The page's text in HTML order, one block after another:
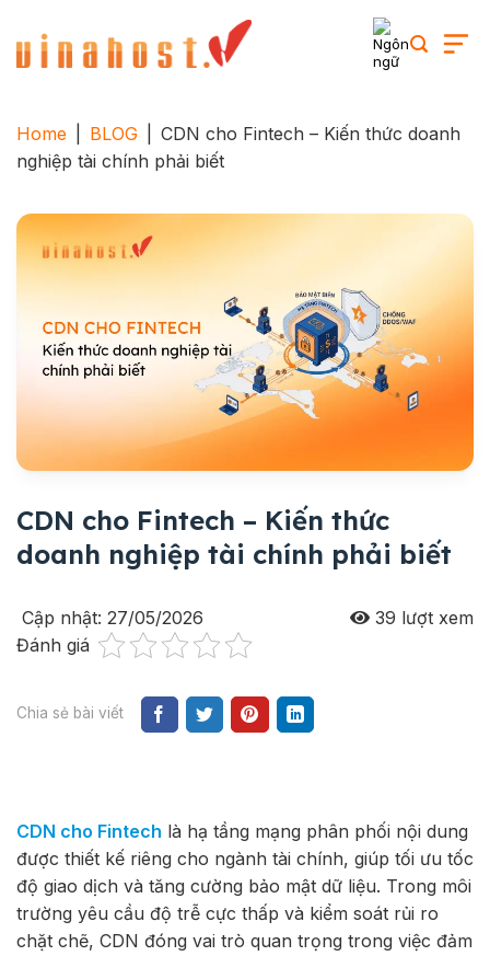
content
Home BLOG
CDN cho Fintech – Kiến thức doanh
nghiệp tài chính phải biết
CDN cho Fintech – Kiến thức
doanh nghiệp tài chính phải biết
Cập nhật: 27/05/2026 39 lượt xem
Đánh giá
Chia sẻ bài viết
CDN cho Fintech là hạ tầng mạng phân phối nội dung
được thiết kế riêng cho ngành tài chính, giúp tối ưu tốc
độ giao dịch và tăng cường bảo mật dữ liệu. Trong môi
trường yêu cầu độ trễ cực thấp và kiểm soát rủi ro
chặt chẽ, CDN đóng vai trò quan trọng trong việc đảm